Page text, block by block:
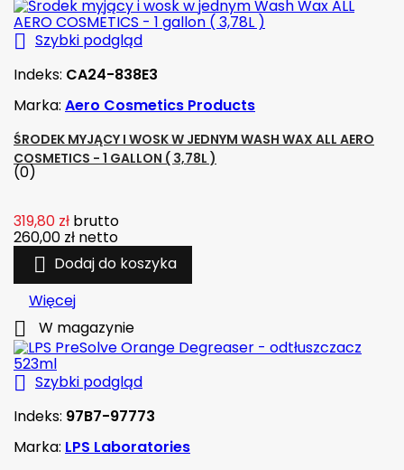
 Szybki podgląd
Indeks: CA24-838E3
Marka: Aero Cosmetics Products
ŚRODEK MYJĄCY I WOSK W JEDNYM WASH WAX ALL AERO
COSMETICS - 1 GALLON ( 3,78L )
(0)
319,80 zł brutto
260,00 zł netto
 Dodaj do koszyka
Więcej
 W magazynie
 Szybki podgląd
Indeks: 97B7-97773
Marka: LPS Laboratories